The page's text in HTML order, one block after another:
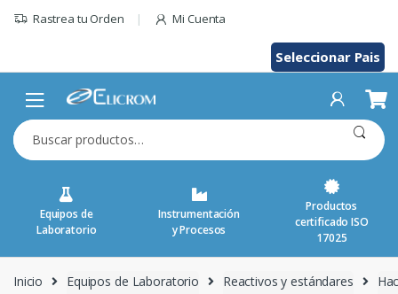
Rastrea tu Orden Mi Cuenta
Seleccionar Pais
Buscar
por:
Equipos de
Laboratorio
Instrumentación
y Procesos
Productos
certificado ISO
17025
Inicio Equipos de Laboratorio Reactivos y estándares